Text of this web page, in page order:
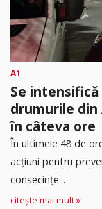
A1
Se
drumurile din
în câteva ore
În ultimele 48 de
acțiuni pentru
consecințe...
citește mai mult »